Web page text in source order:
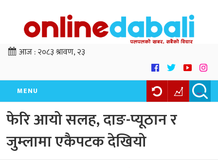
आज :२०८३ श्रावण, २३
MENU
फेरि आयो सलह, दाङ-प्यूठान र
जुम्लामा एकैपटक देखियो